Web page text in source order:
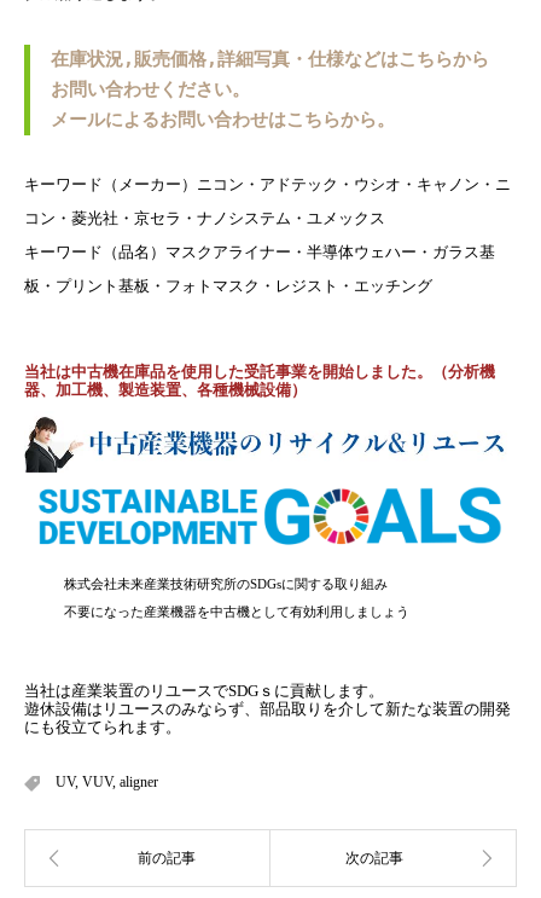
在庫状況,販売価格,詳細写真・仕様などはこちらから
お問い合わせください。
メールによるお問い合わせはこちらから。
キーワード（メーカー）ニコン・アドテック・ウシオ・キャノン・ニ
コン・菱光社・京セラ・ナノシステム・ユメックス
キーワード（品名）マスクアライナー・半導体ウェハー・ガラス基
板・プリント基板・フォトマスク・レジスト・エッチング
当社は中古機在庫品を使用した受託事業を開始しました。（分析機
器、加工機、製造装置、各種機械設備）
株式会社未来産業技術研究所のSDGsに関する取り組み
不要になった産業機器を中古機として有効利用しましょう
当社は産業装置のリユースでSDGｓに貢献します。
遊休設備はリユースのみならず、部品取りを介して新たな装置の開発
にも役立てられます。
UV, VUV, aligner